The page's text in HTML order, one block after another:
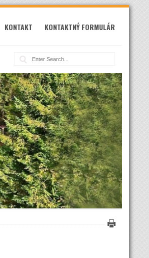
KONTAKT KONTAKTNÝ FORMULÁR
Vyhľadávanie: